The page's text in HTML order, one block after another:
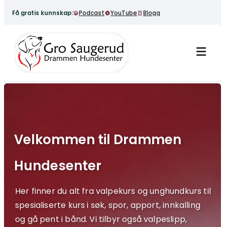
Få gratis kunnskap: Podcast YouTube Blogg
Velkommen til Drammen
Hundesenter
Her finner du alt fra valpekurs og unghundkurs til
spesialiserte kurs i søk, spor, apport, innkalling
og gå pent i bånd. Vi tilbyr også valpeslipp,